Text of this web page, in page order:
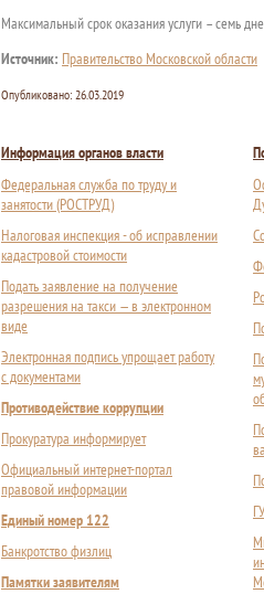
Максимальный срок оказания услуги – семь
Источник: Правительство Московской области
Опубликовано: 26.03.2019
Информация органов власти
Федеральная служба по труду и
занятости (РОСТРУД)
Налоговая инспекция - об исправлении
кадастровой стоимости
Подать заявление на получение
разрешения на такси — в электронном
виде
Электронная подпись упрощает работу
с документами
Противодействие коррупции
Прокуратура информирует
Официальный интернет-портал
правовой информации
Единый номер 122
Банкротство физлиц
Памятки заявителям